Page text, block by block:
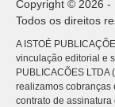
Copyright © 2026 -
Todos os direitos
A ISTOÉ
vinculação editorial e
PUBLICACÕES
realizamos cobranças
contrato de assinatura